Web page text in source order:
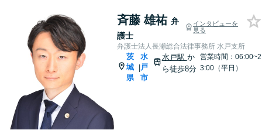
斉藤 雄祐 弁
護士
インタビューを
見る
弁護士法人長瀬総合法律事務所 水戸支所
茨
城
県
|
水
戸
市
水戸駅 か
ら徒歩8分
営業時間：06:00~2
3:00（平日）